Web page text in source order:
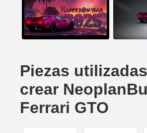
Piezas
crear
Ferrari GTO